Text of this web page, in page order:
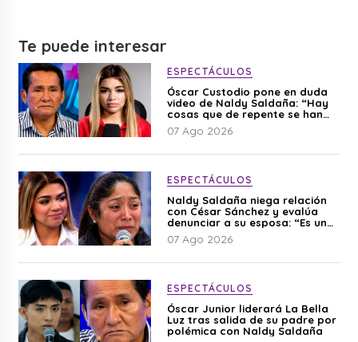
Te puede interesar
ESPECTÁCULOS
Óscar Custodio pone en duda
video de Naldy Saldaña: “Hay
cosas que de repente se han
editado”
07 Ago 2026
ESPECTÁCULOS
Naldy Saldaña niega relación
con César Sánchez y evalúa
denunciar a su esposa: “Es una
difamación”
07 Ago 2026
ESPECTÁCULOS
Óscar Junior liderará La Bella
Luz tras salida de su padre por
polémica con Naldy Saldaña